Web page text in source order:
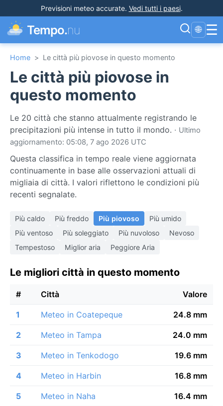
Previsioni meteo accurate. Vedi tutti i paesi.
Tempo.nu 🌐 ☰
Home > Le città più piovose in questo momento
Le città più piovose in
questo momento
Le 20 città che stanno attualmente registrando le
precipitazioni più intense in tutto il mondo. · Ultimo
aggiornamento: 05:08, 7 ago 2026 UTC
Questa classifica in tempo reale viene aggiornata
continuamente in base alle osservazioni attuali di
migliaia di città. I valori riflettono le condizioni più
recenti segnalate.
Più caldo Più freddo Più piovoso
Più umido
Più ventoso
Più soleggiato Più nuvoloso
Nevoso
Tempestoso
Miglior aria Peggiore Aria
Le migliori città in questo momento
# Città Valore
1 Meteo in Coatepeque 24.8 mm
2 Meteo in Tampa 24.0 mm
3 Meteo in Tenkodogo 19.6 mm
4 Meteo in Harbin 16.8 mm
5 Meteo in Naha 16.4 mm